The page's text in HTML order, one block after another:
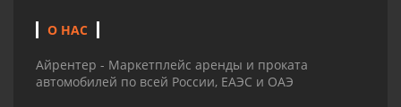
О НАС
Айрентер - Маркетплейс аренды и проката
автомобилей по всей России, ЕАЭС и ОАЭ